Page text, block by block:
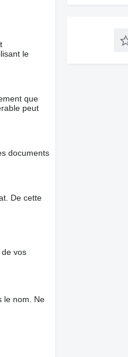
le
que
peut
documents
De cette
vos
le nom. Ne